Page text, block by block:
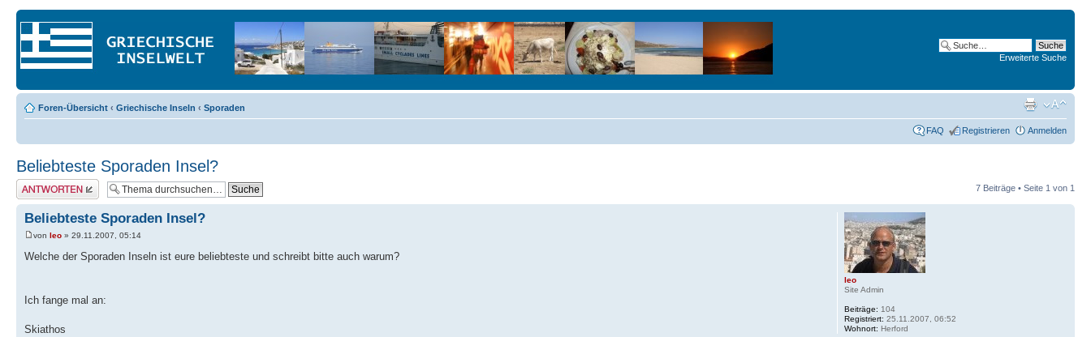
Erweiterte Suche
Foren-Übersicht ‹ Griechische Inseln ‹ Sporaden
FAQ Registrieren Anmelden
Beliebteste Sporaden Insel?
Antwort erstellen 7 Beiträge • Seite 1 von 1
Beliebteste Sporaden Insel?
von leo » 29.11.2007, 05:14
Welche der Sporaden Inseln ist eure beliebteste und schreibt bitte auch warum?
Ich fange mal an:
Skiathos
leo
Site Admin
Beiträge: 104
Registriert: 25.11.2007, 06:52
Wohnort: Herford